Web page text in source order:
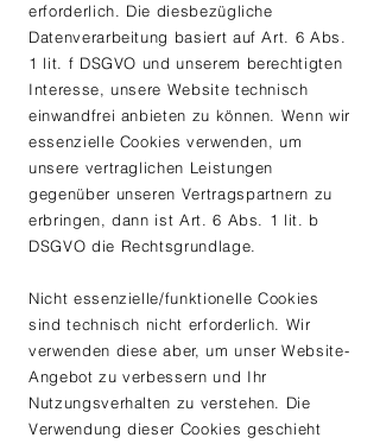
erforderlich. Die diesbezügliche
Datenverarbeitung basiert auf Art. 6 Abs.
1 lit. f DSGVO und unserem berechtigten
Interesse, unsere Website technisch
einwandfrei anbieten zu können. Wenn wir
essenzielle Cookies verwenden, um
unsere vertraglichen Leistungen
gegenüber unseren Vertragspartnern zu
erbringen, dann ist Art. 6 Abs. 1 lit. b
DSGVO die Rechtsgrundlage.
Nicht essenzielle/funktionelle Cookies
sind technisch nicht erforderlich. Wir
verwenden diese aber, um unser Website-
Angebot zu verbessern und Ihr
Nutzungsverhalten zu verstehen. Die
Verwendung dieser Cookies geschieht